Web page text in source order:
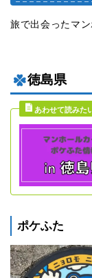
旅で出会ったマン
徳島県
ポケふた